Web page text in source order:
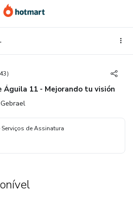
tu visión
43)
Águila 11 - Mejorando tu visión
de Assinatura